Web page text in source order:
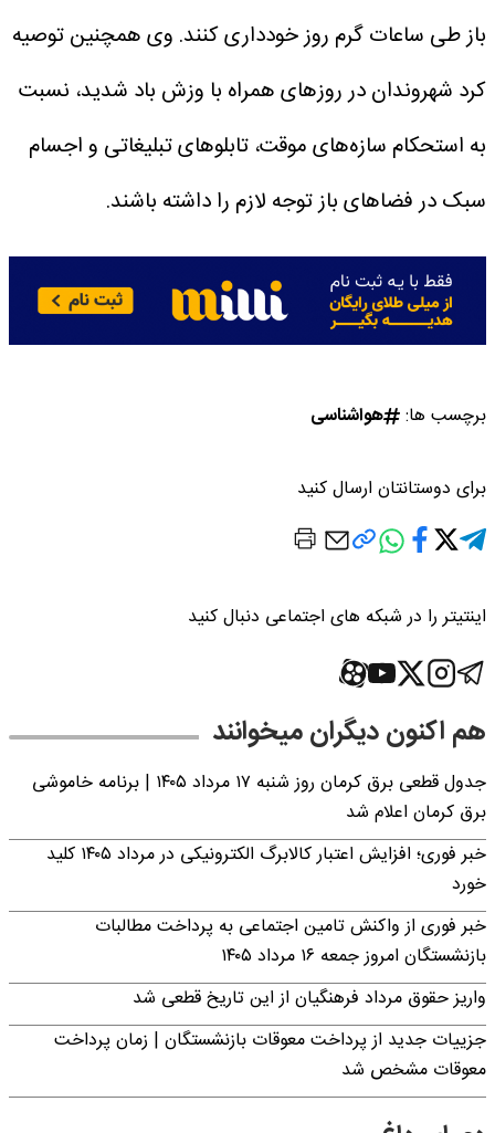
باز طی ساعات گرم روز خودداری کنند. وی همچنین توصیه
کرد شهروندان در روز‌های همراه با وزش باد شدید، نسبت
به استحکام سازه‌های موقت، تابلو‌های تبلیغاتی و اجسام
سبک در فضا‌های باز توجه لازم را داشته باشند.
برچسب ها: هواشناسی
برای دوستانتان ارسال کنید
اینتیتر را در شبکه های اجتماعی دنبال کنید
هم اکنون دیگران میخوانند
جدول قطعی برق کرمان روز شنبه ۱۷ مرداد ۱۴۰۵ | برنامه خاموشی
برق کرمان اعلام شد
خبر فوری؛ افزایش اعتبار کالابرگ الکترونیکی در مرداد ۱۴۰۵ کلید
خورد
خبر فوری از واکنش تامین اجتماعی به پرداخت مطالبات
بازنشستگان امروز جمعه ۱۶ مرداد ۱۴۰۵
واریز حقوق مرداد فرهنگیان از این تاریخ قطعی شد
جزییات جدید از پرداخت معوقات بازنشستگان | زمان پرداخت
معوقات مشخص شد